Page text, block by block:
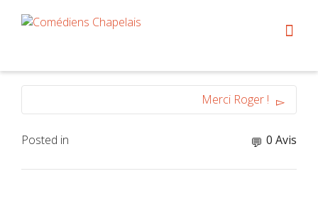
Merci Roger !
Posted in 0 Avis